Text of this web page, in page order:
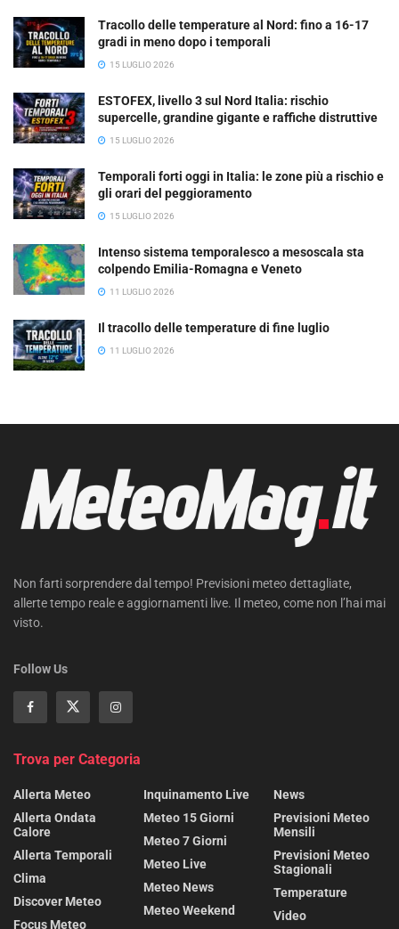
Tracollo delle temperature al Nord: fino a 16-17
gradi in meno dopo i temporali
15 LUGLIO 2026
ESTOFEX, livello 3 sul Nord Italia: rischio
supercelle, grandine gigante e raffiche distruttive
15 LUGLIO 2026
Temporali forti oggi in Italia: le zone più a rischio e
gli orari del peggioramento
15 LUGLIO 2026
Intenso sistema temporalesco a mesoscala sta
colpendo Emilia-Romagna e Veneto
11 LUGLIO 2026
Il tracollo delle temperature di fine luglio
11 LUGLIO 2026
Non farti sorprendere dal tempo! Previsioni meteo dettagliate,
allerte tempo reale e aggiornamenti live. Il meteo, come non l’hai mai
visto.
Follow Us
Trova per Categoria
Allerta Meteo
Allerta Ondata
Calore
Allerta Temporali
Clima
Discover Meteo
Focus Meteo
Inquinamento Live
Meteo 15 Giorni
Meteo 7 Giorni
Meteo Live
Meteo News
Meteo Weekend
News
Previsioni Meteo
Mensili
Previsioni Meteo
Stagionali
Temperature
Video